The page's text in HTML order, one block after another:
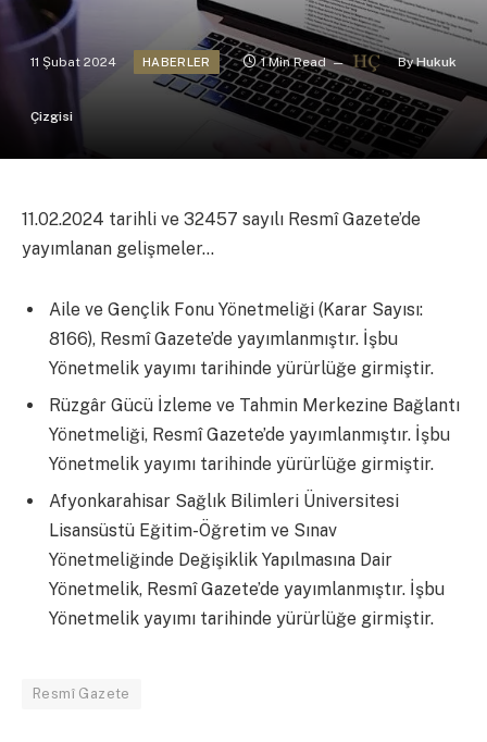
11 Şubat 2024 HABERLER 1 Min Read By Hukuk
Çizgisi
11.02.2024 tarihli ve 32457 sayılı Resmî Gazete’de
yayımlanan gelişmeler…
Aile ve Gençlik Fonu Yönetmeliği (Karar Sayısı:
8166), Resmî Gazete’de yayımlanmıştır. İşbu
Yönetmelik yayımı tarihinde yürürlüğe girmiştir.
Rüzgâr Gücü İzleme ve Tahmin Merkezine Bağlantı
Yönetmeliği, Resmî Gazete’de yayımlanmıştır. İşbu
Yönetmelik yayımı tarihinde yürürlüğe girmiştir.
Afyonkarahisar Sağlık Bilimleri Üniversitesi
Lisansüstü Eğitim-Öğretim ve Sınav
Yönetmeliğinde Değişiklik Yapılmasına Dair
Yönetmelik, Resmî Gazete’de yayımlanmıştır. İşbu
Yönetmelik yayımı tarihinde yürürlüğe girmiştir.
Resmî Gazete